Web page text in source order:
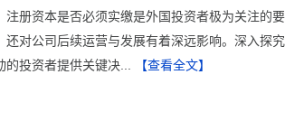
注册资本是否必须实缴是外国投资者极为关注的
还对公司后续运营与发展有着深远影响。深入探
的投资者提供关键决...
【查看全文】